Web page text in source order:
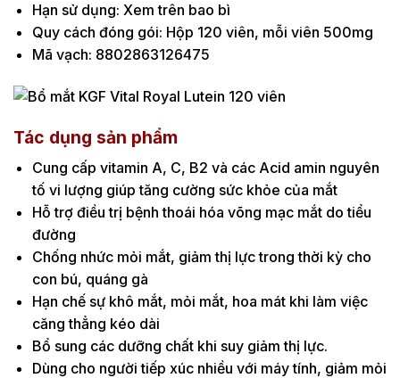
Hạn sử dụng: Xem trên bao bì
Quy cách đóng gói: Hộp 120 viên, mỗi viên 500mg
Mã vạch: 8802863126475
Tác dụng sản phẩm
Cung cấp vitamin A, C, B2 và các Acid amin nguyên
tố vi lượng giúp tăng cường sức khỏe của mắt
Hỗ trợ điều trị bệnh thoái hóa võng mạc mắt do tiểu
đường
Chống nhức mỏi mắt, giảm thị lực trong thời kỳ cho
con bú, quáng gà
Hạn chế sự khô mắt, mỏi mắt, hoa mát khi làm việc
căng thẳng kéo dài
Bổ sung các dưỡng chất khi suy giảm thị lực.
Dùng cho người tiếp xúc nhiều với máy tính, giảm mỏi